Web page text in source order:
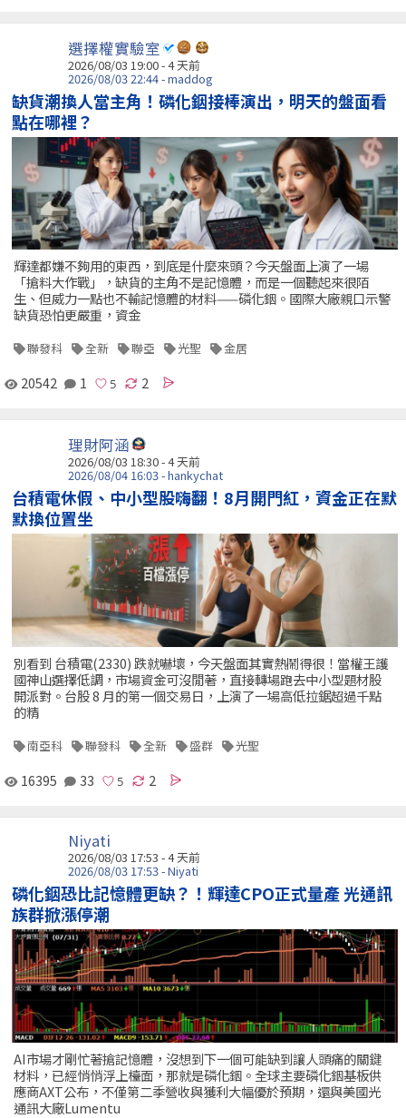
選擇權實驗室
2026/08/03 19:00 - 4 天前
2026/08/03 22:44 - maddog
缺貨潮換人當主角！磷化銦接棒演出，明天的盤面看
點在哪裡？
輝達都嫌不夠用的東西，到底是什麼來頭？今天盤面上演了一場
「搶料大作戰」，缺貨的主角不是記憶體，而是一個聽起來很陌
生、但威力一點也不輸記憶體的材料——磷化銦。國際大廠親口示警
缺貨恐怕更嚴重，資金
聯發科 全新 聯亞 光聖 金居
20542 1 2
理財阿涵
2026/08/03 18:30 - 4 天前
2026/08/04 16:03 - hankychat
台積電休假、中小型股嗨翻！8月開門紅，資金正在默
默換位置坐
別看到 台積電(2330) 跌就嚇壞，今天盤面其實熱鬧得很！當權王護
國神山選擇低調，市場資金可沒閒著，直接轉場跑去中小型題材股
開派對。台股 8 月的第一個交易日，上演了一場高低拉鋸超過千點
的精
南亞科 聯發科 全新 盛群 光聖
16395 33 2
Niyati
2026/08/03 17:53 - 4 天前
2026/08/03 17:53 - Niyati
磷化銦恐比記憶體更缺？！輝達CPO正式量產 光通訊
族群掀漲停潮
AI市場才剛忙著搶記憶體，沒想到下一個可能缺到讓人頭痛的關鍵
材料，已經悄悄浮上檯面，那就是磷化銦。全球主要磷化銦基板供
應商AXT公布，不僅第二季營收與獲利大幅優於預期，還與美國光
通訊大廠Lumentu